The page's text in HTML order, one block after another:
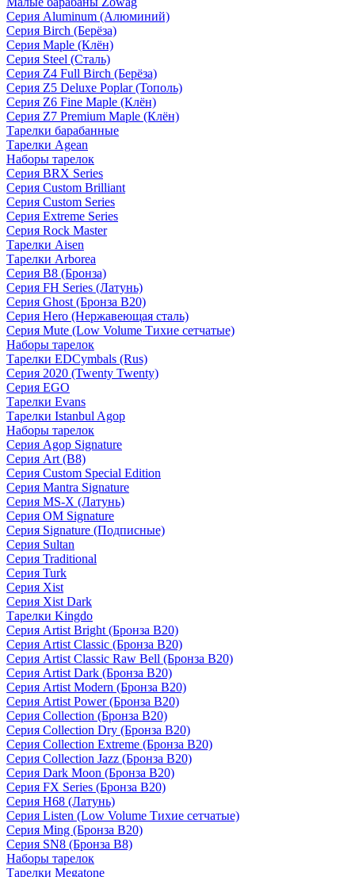
Серия Aluminum (Алюминий)
Серия Birch (Берёза)
Серия Maple (Клён)
Серия Steel (Сталь)
Серия Z4 Full Birch (Берёза)
Серия Z5 Deluxe Poplar (Тополь)
Серия Z6 Fine Maple (Клён)
Серия Z7 Premium Maple (Клён)
Тарелки барабанные
Тарелки Agean
Наборы тарелок
Серия BRX Series
Серия Custom Brilliant
Серия Custom Series
Серия Extreme Series
Серия Rock Master
Тарелки Aisen
Тарелки Arborea
Серия B8 (Бронза)
Серия FH Series (Латунь)
Серия Ghost (Бронза B20)
Серия Hero (Нержавеющая сталь)
Серия Mute (Low Volume Тихие сетчатые)
Наборы тарелок
Тарелки EDCymbals (Rus)
Серия 2020 (Twenty Twenty)
Серия EGO
Тарелки Evans
Тарелки Istanbul Agop
Наборы тарелок
Серия Agop Signature
Серия Art (B8)
Серия Custom Special Edition
Серия Mantra Signature
Серия MS-X (Латунь)
Серия OM Signature
Серия Signature (Подписные)
Серия Sultan
Серия Traditional
Серия Turk
Серия Xist
Серия Xist Dark
Тарелки Kingdo
Серия Artist Bright (Бронза B20)
Серия Artist Classic (Бронза B20)
Серия Artist Classic Raw Bell (Бронза B20)
Серия Artist Dark (Бронза B20)
Серия Artist Modern (Бронза B20)
Серия Artist Power (Бронза B20)
Серия Collection (Бронза B20)
Серия Collection Dry (Бронза B20)
Серия Collection Extreme (Бронза B20)
Серия Collection Jazz (Бронза B20)
Серия Dark Moon (Бронза B20)
Серия FX Series (Бронза B20)
Серия H68 (Латунь)
Серия Listen (Low Volume Тихие сетчатые)
Серия Ming (Бронза B20)
Серия SN8 (Бронза B8)
Наборы тарелок
Тарелки Megatone